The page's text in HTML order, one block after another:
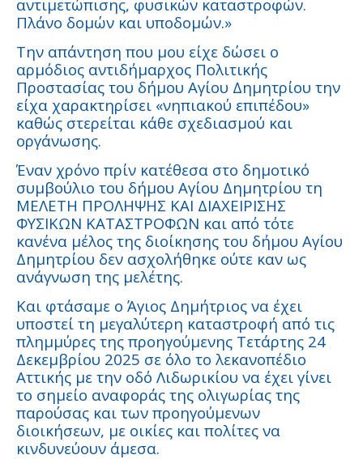
αντιμετώπισης, φυσικών καταστροφών.
Πλάνο δομών και υποδομών.»
Την απάντηση που μου είχε δώσει ο
αρμόδιος αντιδήμαρχος Πολιτικής
Προστασίας του δήμου Αγίου Δημητρίου την
είχα χαρακτηρίσει «νηπιακού επιπέδου»
καθώς στερείται κάθε σχεδιασμού και
οργάνωσης.
Έναν χρόνο πρίν κατέθεσα στο δημοτικό
συμβούλιο του δήμου Αγίου Δημητρίου τη
ΜΕΛΕΤΗ ΠΡΟΛΗΨΗΣ ΚΑΙ ΔΙΑΧΕΙΡΙΣΗΣ
ΦΥΣΙΚΩΝ ΚΑΤΑΣΤΡΟΦΩΝ και από τότε
κανένα μέλος της διοίκησης του δήμου Αγίου
Δημητρίου δεν ασχολήθηκε ούτε καν ως
ανάγνωση της μελέτης.
Και φτάσαμε ο Άγιος Δημήτριος να έχει
υποστεί τη μεγαλύτερη καταστροφή από τις
πλημμύρες της προηγούμενης Τετάρτης 24
Δεκεμβρίου 2025 σε όλο το λεκανοπέδιο
Αττικής με την οδό Λιδωρικίου να έχει γίνει
το σημείο αναφοράς της ολιγωρίας της
παρούσας και των προηγούμενων
διοικήσεων, με οικίες και πολίτες να
κινδυνεύουν άμεσα.